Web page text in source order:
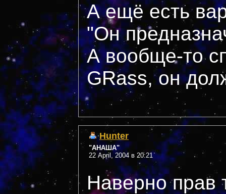
А ещё есть
"Он
А вообще-то
GRass, он
Hunter
"АНАША"
22 April, 2004 в 20:21
Наверно прав